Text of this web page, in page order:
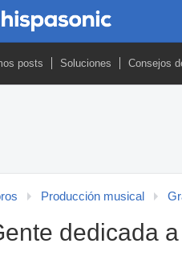
posts Soluciones Consejos
Producción musical
dedicada